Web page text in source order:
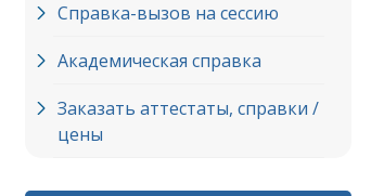
Справка-вызов на сессию
Академическая справка
Заказать аттестаты, справки /
цены